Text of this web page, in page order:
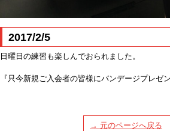
2017/2/5
日曜日の練習も楽しんでおられました。
『只今新規ご入会者の皆様にバンデージプレゼン
→ 元のページへ戻る